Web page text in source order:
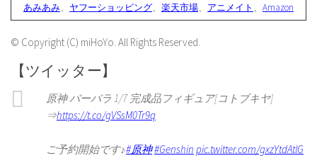
あみあみ、 ヤフーショッピング、 楽天市場、 アニメイト 、 Amazon
© Copyright (C) miHoYo. All Rights Reserved.
【ツイッター】
原神 バーバラ 1/7 完成品フィギュア[コトブキヤ]
⇒https://t.co/gVSsM0Tr9q
ご予約開始です♪#原神#Genshin pic.twitter.com/gxzYtdAtlG